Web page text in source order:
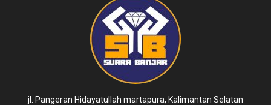
jl. Pangeran Hidayatullah martapura, Kalimantan Selatan